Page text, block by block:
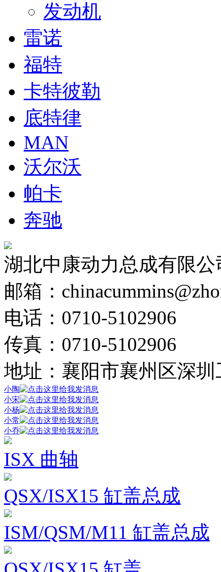
发动机
雷诺
福特
卡特彼勒
底特律
MAN
沃尔沃
帕卡
奔驰
湖北中康动力总成有限公
邮箱：
电话：0710-5102906
传真：0710-5102906
地址：襄阳市襄州区深
小陶
小宋
小杨
小常
小乔
ISX 曲轴
QSX/ISX15 缸盖总成
ISM/QSM/M11 缸盖总成